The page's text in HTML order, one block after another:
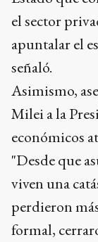
el sector
apuntalar el
señaló.
Asimismo,
Milei a la
económicos
"Desde que
viven una
perdieron
formal,